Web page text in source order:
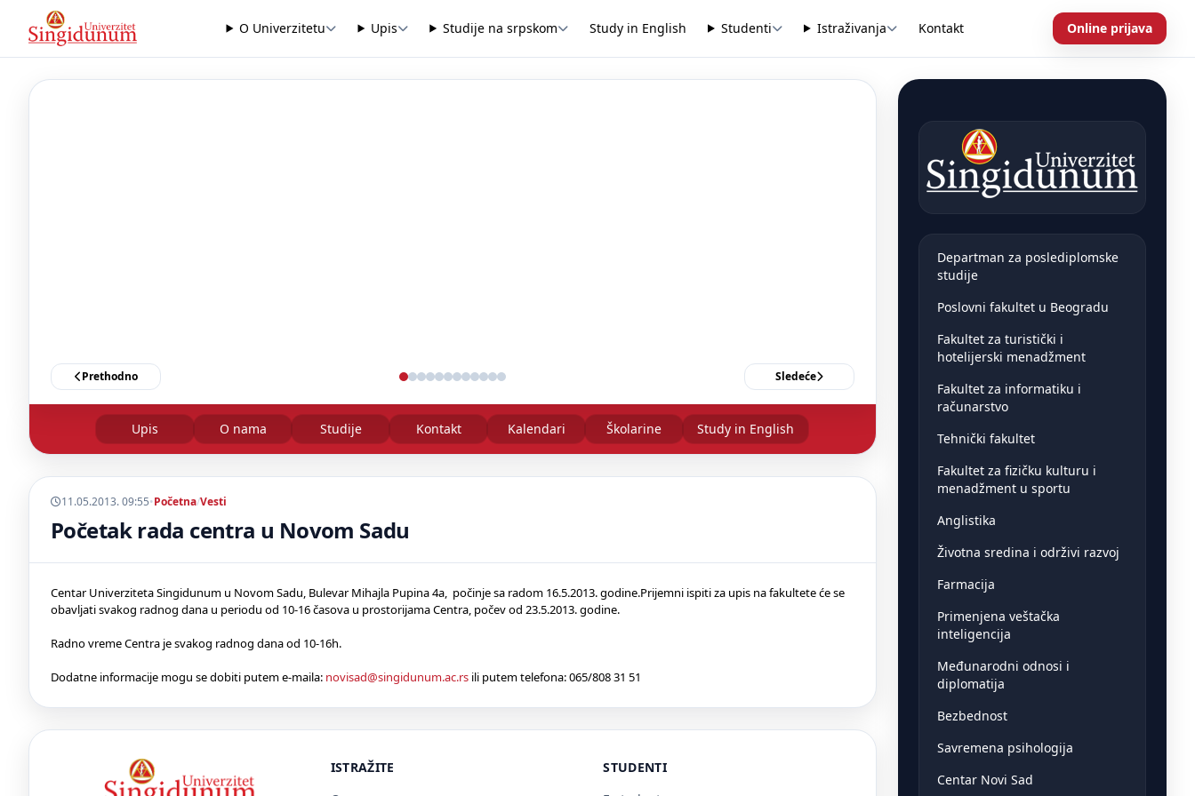
O Univerzitetu Upis Studije na srpskom Study in English Studenti Istraživanja Kontakt Online prijava
Prethodno Sledeće
Upis O nama Studije Kontakt Kalendari Školarine Study in English
11.05.2013. 09:55•Početna/Vesti
Početak rada centra u Novom Sadu
Centar Univerziteta Singidunum u Novom Sadu, Bulevar Mihajla Pupina 4a, počinje sa radom 16.5.2013. godine.Prijemni ispiti za upis na fakultete će se
obavljati svakog radnog dana u periodu od 10-16 časova u prostorijama Centra, počev od 23.5.2013. godine.
Radno vreme Centra je svakog radnog dana od 10-16h.
Dodatne informacije mogu se dobiti putem e-maila: novisad@singidunum.ac.rs ili putem telefona: 065/808 31 51
ISTRAŽITE
STUDENTI
Departman za poslediplomske
studije
Poslovni fakultet u Beogradu
Fakultet za turistički i
hotelijerski menadžment
Fakultet za informatiku i
računarstvo
Tehnički fakultet
Fakultet za fizičku kulturu i
menadžment u sportu
Anglistika
Životna sredina i održivi razvoj
Farmacija
Primenjena veštačka
inteligencija
Međunarodni odnosi i
diplomatija
Bezbednost
Savremena psihologija
Centar Novi Sad